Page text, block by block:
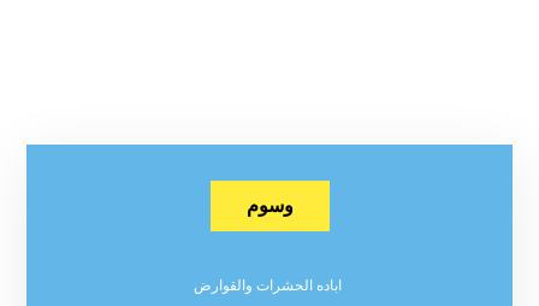
وسوم
اباده الحشرات والقوارض